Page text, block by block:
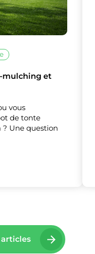
mulching et
vous
de tonte
? Une question
articles